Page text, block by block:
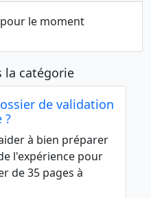
le moment
la catégorie
de validation
?
à bien préparer
l'expérience pour
de 35 pages à